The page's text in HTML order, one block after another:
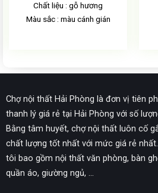
Chất liệu : gỗ hương
Màu sắc : màu cánh gián
Chợ nội thất Hải Phòng là đơn vị tiên
thanh lý giá rẻ tại Hải Phòng với số
Bằng tâm huyết, chợ nội thất luôn cố
chất lượng tốt nhất với mức giá rẻ
tôi bao gồm nội thất văn phòng, bàn
quần áo, giường ngủ, ...